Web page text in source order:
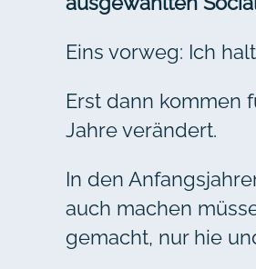
Eins vorweg: Ich
Erst dann kommen
Jahre verändert.
In den
auch machen
gemacht, nur hie